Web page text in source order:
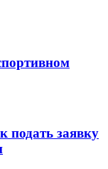
подать заявку